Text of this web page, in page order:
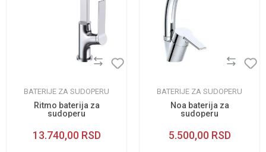
BATERIJE ZA SUDOPERU
Ritmo baterija za
sudoperu
13.740,00 RSD
BATERIJE ZA SUDOPERU
Noa baterija za
sudoperu
5.500,00 RSD